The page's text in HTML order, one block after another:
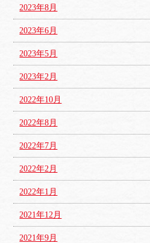
2023年8月
2023年6月
2023年5月
2023年2月
2022年10月
2022年8月
2022年7月
2022年2月
2022年1月
2021年12月
2021年9月